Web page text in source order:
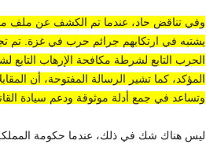
يشتبه في ارتكابهم جرائم حرب في غزة.تم
الحرب التابع لشرطة مكافحة الإرهاب
المؤكد، كما تشير الرسالة المفتوحة، أن
وتساعد في جمع أدلة موثوقة ودعم سيادة
ليس هناك شك في ذلك، عندما حكومة